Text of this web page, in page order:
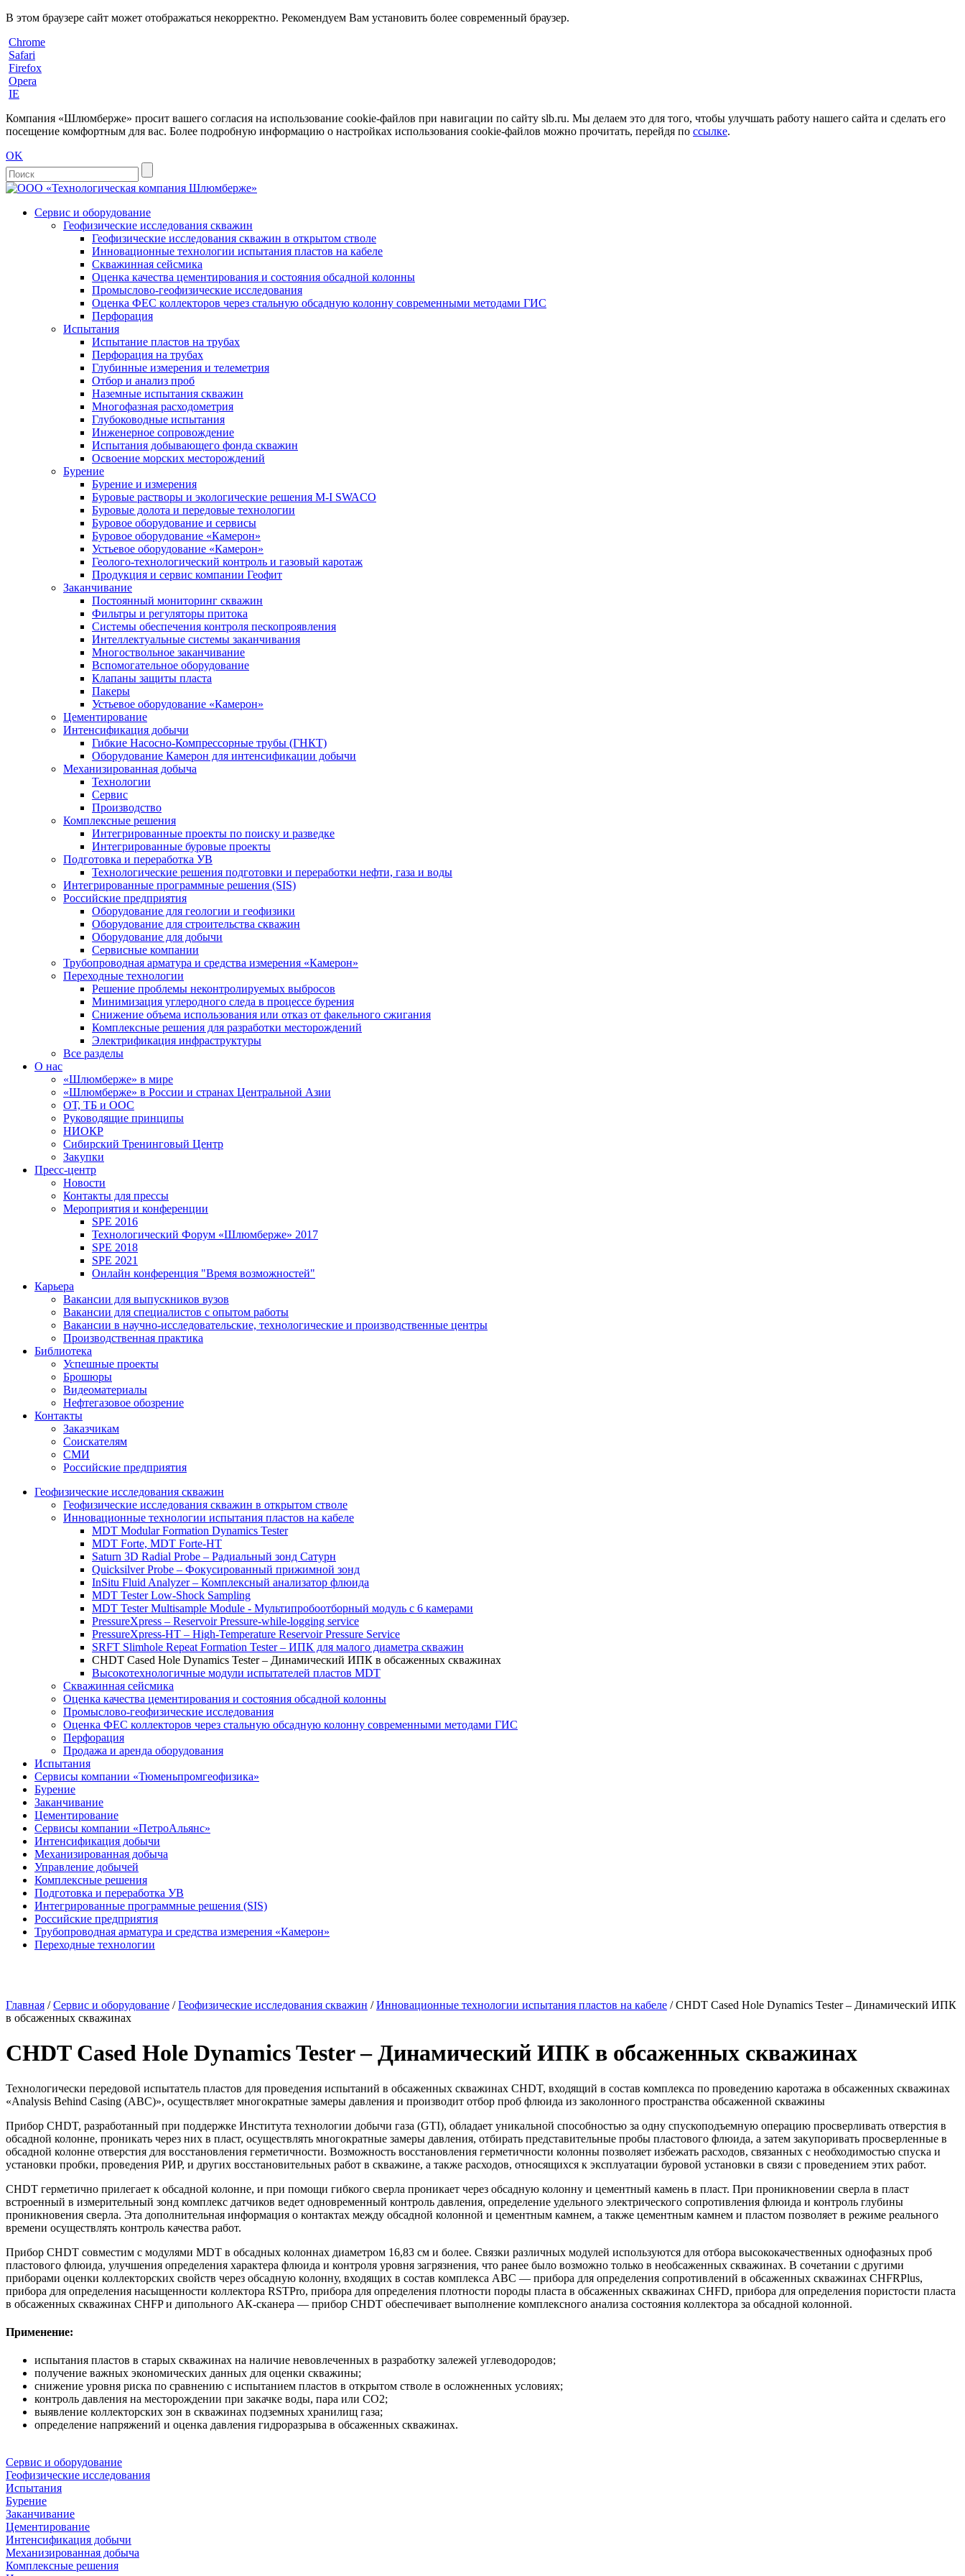
В этом браузере сайт может отображаться некорректно. Рекомендуем Вам установить более современный браузер.
Chrome
Safari
Firefox
Opera
IE
Компания «Шлюмберже» просит вашего согласия на использование cookie-файлов при навигации по сайту slb.ru. Мы делаем это для того, чтобы улучшать работу нашего сайта и сделать его
посещение комфортным для вас. Более подробную информацию о настройках использования cookie-файлов можно прочитать, перейдя по ссылке.
OK
Сервис и оборудование
Геофизические исследования скважин
Геофизические исследования скважин в открытом стволе
Инновационные технологии испытания пластов на кабеле
Скважинная сейсмика
Оценка качества цементирования и состояния обсадной колонны
Промыслово-геофизические исследования
Оценка ФЕС коллекторов через стальную обсадную колонну современными методами ГИС
Перфорация
Испытания
Испытание пластов на трубах
Перфорация на трубах
Глубинные измерения и телеметрия
Отбор и анализ проб
Наземные испытания скважин
Многофазная расходометрия
Глубоководные испытания
Инженерное сопровождение
Испытания добывающего фонда скважин
Освоение морских месторождений
Бурение
Бурение и измерения
Буровые растворы и экологические решения M-I SWACO
Буровые долота и передовые технологии
Буровое оборудование и сервисы
Буровое оборудование «Камерон»
Устьевое оборудование «Камерон»
Геолого-технологический контроль и газовый каротаж
Продукция и сервис компании Геофит
Заканчивание
Постоянный мониторинг скважин
Фильтры и регуляторы притока
Cистемы обеспечения контроля пескопроявления
Интеллектуальные системы заканчивания
Многоствольное заканчивание
Вспомогательное оборудование
Клапаны защиты пласта
Пакеры
Устьевое оборудование «Камерон»
Цементирование
Интенсификация добычи
Гибкие Насосно-Компрессорные трубы (ГНКТ)
Оборудование Камерон для интенсификации добычи
Механизированная добыча
Технологии
Сервис
Производство
Комплексные решения
Интегрированные проекты по поиску и разведке
Интегрированные буровые проекты
Подготовка и переработка УВ
Технологические решения подготовки и переработки нефти, газа и воды
Интегрированные программные решения (SIS)
Российские предприятия
Оборудование для геологии и геофизики
Оборудование для строительства скважин
Оборудование для добычи
Сервисные компании
Трубопроводная арматура и средства измерения «Камерон»
Переходные технологии
Решение проблемы неконтролируемых выбросов
Минимизация углеродного следа в процессе бурения
Снижение объема использования или отказ от факельного сжигания
Комплексные решения для разработки месторождений
Электрификация инфраструктуры
Все разделы
О нас
«Шлюмберже» в мире
«Шлюмберже» в России и странах Центральной Азии
ОТ, ТБ и ООС
Руководящие принципы
НИОКР
Сибирский Тренинговый Центр
Закупки
Пресс-центр
Новости
Контакты для прессы
Мероприятия и конференции
SPE 2016
Технологический Форум «Шлюмберже» 2017
SPE 2018
SPE 2021
Онлайн конференция "Время возможностей"
Карьера
Вакансии для выпускников вузов
Вакансии для специалистов с опытом работы
Вакансии в научно-исследовательские, технологические и производственные центры
Производственная практика
Библиотека
Успешные проекты
Брошюры
Видеоматериалы
Нефтегазовое обозрение
Контакты
Заказчикам
Соискателям
СМИ
Российские предприятия
Геофизические исследования скважин
Геофизические исследования скважин в открытом стволе
Инновационные технологии испытания пластов на кабеле
MDT Modular Formation Dynamics Tester
MDT Forte, MDT Forte-HT
Saturn 3D Radial Probe – Радиальный зонд Сатурн
Quicksilver Probe – Фокусированный прижимной зонд
InSitu Fluid Analyzer – Комплексный анализатор флюида
MDT Tester Low-Shock Sampling
MDT Tester Multisample Module - Мультипробоотборный модуль с 6 камерами
PressureXpress – Reservoir Pressure-while-logging service
PressureXpress-HT – High-Temperature Reservoir Pressure Service
SRFT Slimhole Repeat Formation Tester – ИПК для малого диаметра скважин
CHDT Cased Hole Dynamics Tester – Динамический ИПК в обсаженных скважинах
Высокотехнологичные модули испытателей пластов MDT
Скважинная сейсмика
Оценка качества цементирования и состояния обсадной колонны
Промыслово-геофизические исследования
Оценка ФЕС коллекторов через стальную обсадную колонну современными методами ГИС
Перфорация
Продажа и аренда оборудования
Испытания
Сервисы компании «Тюменьпромгеофизика»
Бурение
Заканчивание
Цементирование
Сервисы компании «ПетроАльянс»
Интенсификация добычи
Механизированная добыча
Управление добычей
Комплексные решения
Подготовка и переработка УВ
Интегрированные программные решения (SIS)
Российские предприятия
Трубопроводная арматура и средства измерения «Камерон»
Переходные технологии
Главная /Сервис и оборудование /Геофизические исследования скважин /Инновационные технологии испытания пластов на кабеле /CHDT Cased Hole Dynamics Tester – Динамический ИПК
в обсаженных скважинах
CHDT Cased Hole Dynamics Tester – Динамический ИПК в обсаженных скважинах
Технологически передовой испытатель пластов для проведения испытаний в обсаженных скважинах CHDT, входящий в состав комплекса по проведению каротажа в обсаженных скважинах
«Analysis Behind Casing (ABC)», осуществляет многократные замеры давления и производит отбор проб флюида из заколонного пространства обсаженной скважины
Прибор CHDT, разработанный при поддержке Института технологии добычи газа (GTI), обладает уникальной способностью за одну спускоподъемную операцию просверливать отверстия в
обсадной колонне, проникать через них в пласт, осуществлять многократные замеры давления, отбирать представительные пробы пластового флюида, а затем закупоривать просверленные в
обсадной колонне отверстия для восстановления герметичности. Возможность восстановления герметичности колонны позволяет избежать расходов, связанных с необходимостью спуска и
установки пробки, проведения РИР, и других восстановительных работ в скважине, а также расходов, относящихся к эксплуатации буровой установки в связи с проведением этих работ.
CHDT герметично прилегает к обсадной колонне, и при помощи гибкого сверла проникает через обсадную колонну и цементный камень в пласт. При проникновении сверла в пласт
встроенный в измерительный зонд комплекс датчиков ведет одновременный контроль давления, определение удельного электрического сопротивления флюида и контроль глубины
проникновения сверла. Эта дополнительная информация о контактах между обсадной колонной и цементным камнем, а также цементным камнем и пластом позволяет в режиме реального
времени осуществлять контроль качества работ.
Прибор CHDT совместим с модулями MDT в обсадных колоннах диаметром 16,83 см и более. Связки различных модулей используются для отбора высококачественных однофазных проб
пластового флюида, улучшения определения характера флюида и контроля уровня загрязнения, что ранее было возможно только в необсаженных скважинах. В сочетании с другими
приборами оценки коллекторских свойств через обсадную колонну, входящих в состав комплекса ABC — прибора для определения сопротивлений в обсаженных скважинах CHFRPlus,
прибора для определения насыщенности коллектора RSTPro, прибора для определения плотности породы пласта в обсаженных скважинах CHFD, прибора для определения пористости пласта
в обсаженных скважинах CHFP и дипольного АК-сканера — прибор CHDT обеспечивает выполнение комплексного анализа состояния коллектора за обсадной колонной.
Применение:
испытания пластов в старых скважинах на наличие невовлеченных в разработку залежей углеводородов;
получение важных экономических данных для оценки скважины;
снижение уровня риска по сравнению с испытанием пластов в открытом стволе в осложненных условиях;
контроль давления на месторождении при закачке воды, пара или CO2;
выявление коллекторских зон в скважинах подземных хранилищ газа;
определение напряжений и оценка давления гидроразрыва в обсаженных скважинах.
Сервис и оборудование
Геофизические исследования
Испытания
Бурение
Заканчивание
Цементирование
Интенсификация добычи
Механизированная добыча
Комплексные решения